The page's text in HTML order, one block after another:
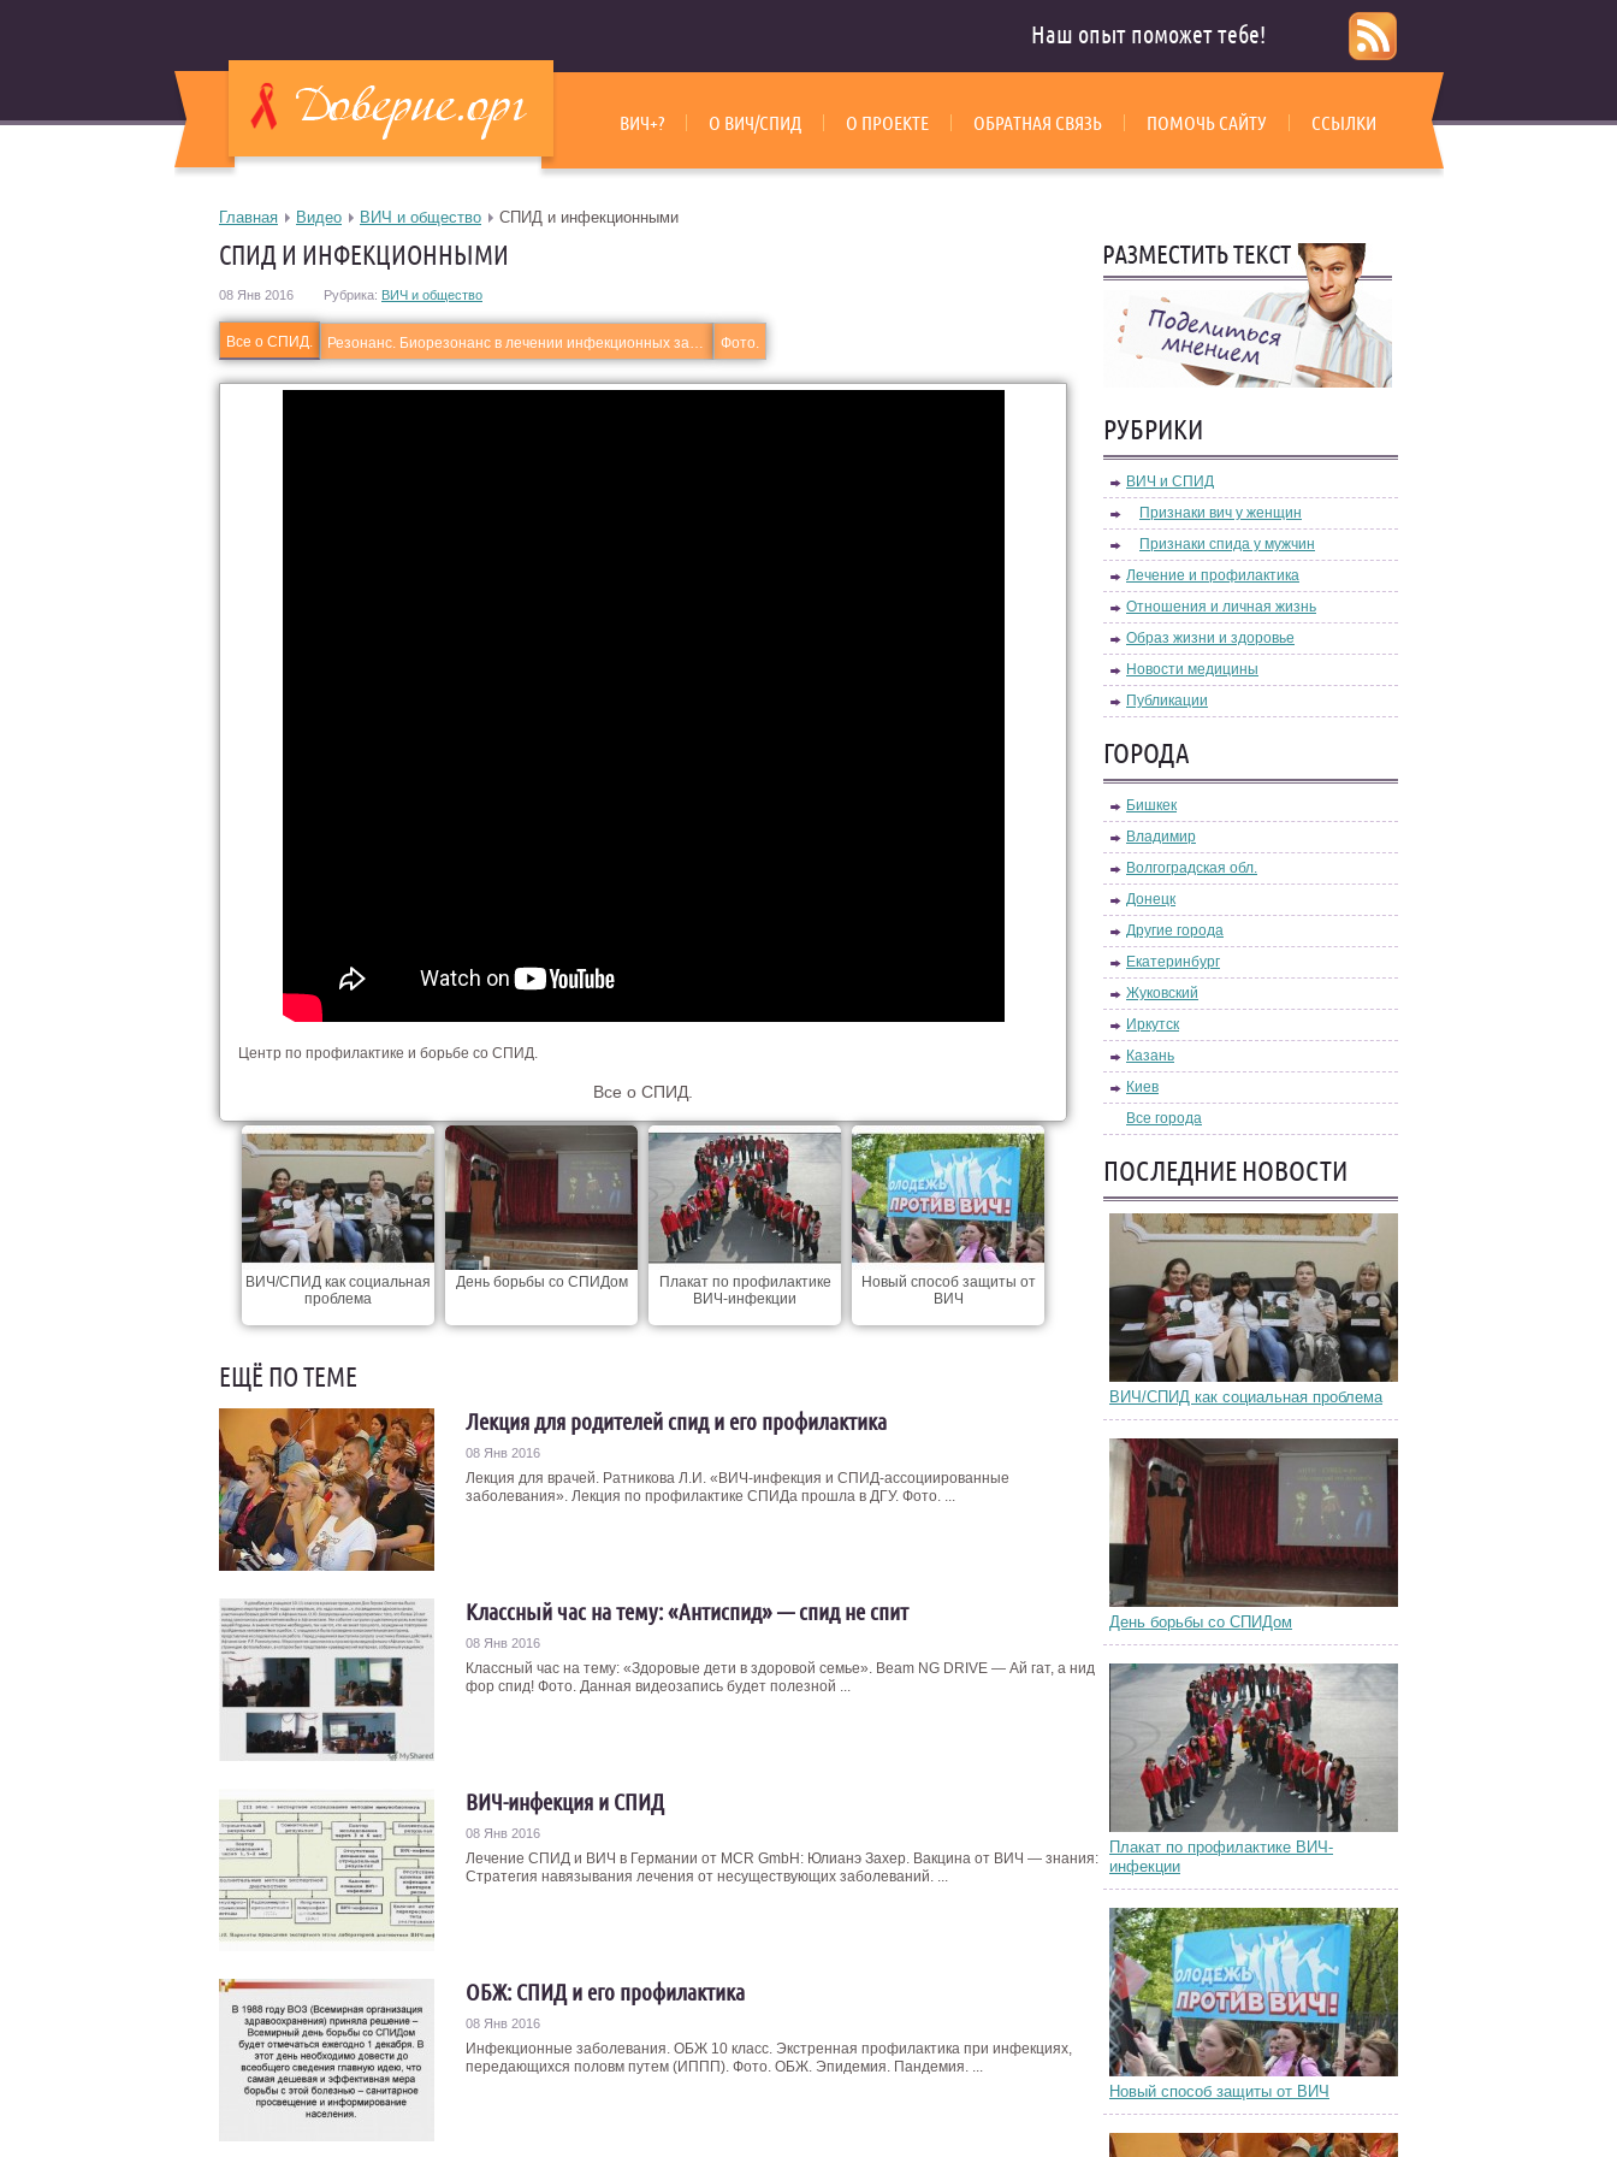
Наш опыт поможет тебе!
ВИЧ+? О ВИЧ/СПИД О ПРОЕКТЕ ОБРАТНАЯ СВЯЗЬ ПОМОЧЬ САЙТУ ССЫЛКИ
Главная Видео ВИЧ и общество СПИД и инфекционными
СПИД И ИНФЕКЦИОННЫМИ
08 Янв 2016 Рубрика: ВИЧ и общество
Все о СПИД. Резонанс. Биорезонанс в лечении инфекционных заболеваний, в том числе ВИЧ, СПИД. Фото.
Центр по профилактике и борьбе со СПИД.
Все о СПИД.
ВИЧ/СПИД как социальная
проблема
День борьбы со СПИДом
Плакат по профилактике
ВИЧ-инфекции
Новый способ защиты от
ВИЧ
ЕЩЁ ПО ТЕМЕ
Лекция для родителей спид и его профилактика
08 Янв 2016
Лекция для врачей. Ратникова Л.И. «ВИЧ-инфекция и СПИД-ассоциированные
заболевания». Лекция по профилактике СПИДа прошла в ДГУ. Фото. ...
Классный час на тему: «Антиспид» — спид не спит
08 Янв 2016
Классный час на тему: «Здоровые дети в здоровой семье». Beam NG DRIVE — Ай гат, а нид
фор спид! Фото. Данная видеозапись будет полезной ...
ВИЧ-инфекция и СПИД
08 Янв 2016
Лечение СПИД и ВИЧ в Германии от MCR GmbH: Юлианэ Захер. Вакцина от ВИЧ — знания:
Стратегия навязывания лечения от несуществующих заболеваний. ...
ОБЖ: СПИД и его профилактика
08 Янв 2016
Инфекционные заболевания. ОБЖ 10 класс. Экстренная профилактика при инфекциях,
передающихся половм путем (ИППП). Фото. ОБЖ. Эпидемия. Пандемия. ...
РУБРИКИ
ВИЧ и СПИД
Признаки вич у женщин
Признаки спида у мужчин
Лечение и профилактика
Отношения и личная жизнь
Образ жизни и здоровье
Новости медицины
Публикации
ГОРОДА
Бишкек
Владимир
Волгоградская обл.
Донецк
Другие города
Екатеринбург
Жуковский
Иркутск
Казань
Киев
Все города
ПОСЛЕДНИЕ НОВОСТИ
ВИЧ/СПИД как социальная проблема
День борьбы со СПИДом
Плакат по профилактике ВИЧ-
инфекции
Новый способ защиты от ВИЧ